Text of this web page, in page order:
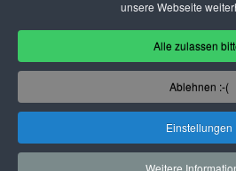
unsere Webseite
Alle zulassen
Ablehnen :-(
Einstellungen
Weitere
DEIN LOKAL
USER